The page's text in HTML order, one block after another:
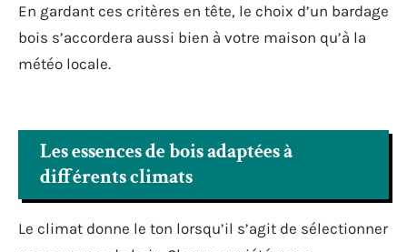
En gardant ces critères en tête, le choix d’un bardage
bois s’accordera aussi bien à votre maison qu’à la
météo locale.
Les essences de bois adaptées à
différents climats
Le climat donne le ton lorsqu’il s’agit de sélectionner